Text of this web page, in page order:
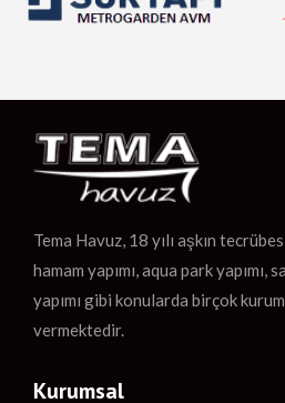
Tema Havuz, 18 yılı aşkın
hamam yapımı, aqua park yapımı,
yapımı gibi konularda birçok
vermektedir.
Kurumsal